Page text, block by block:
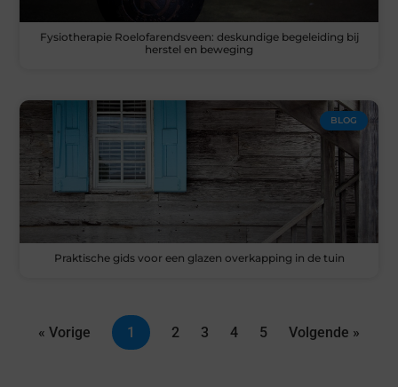
Fysiotherapie Roelofarendsveen: deskundige begeleiding bij
herstel en beweging
BLOG
Praktische gids voor een glazen overkapping in de tuin
« Vorige 1 2 3 4 5 Volgende »